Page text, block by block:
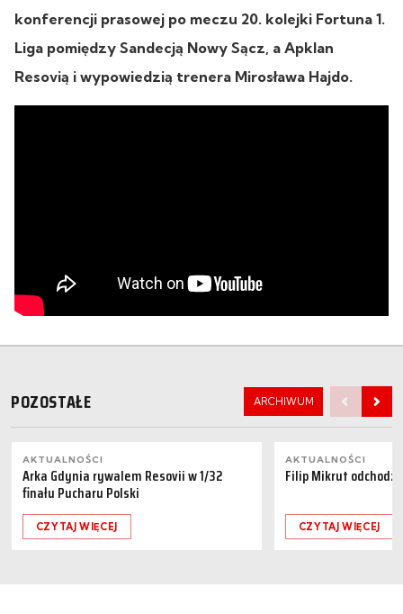
konferencji prasowej po meczu 20. kolejki Fortuna 1.
Liga pomiędzy Sandecją Nowy Sącz, a Apklan
Resovią i wypowiedzią trenera Mirosława Hajdo.
POZOSTAŁE ARCHIWUM
AKTUALNOŚCI
Arka Gdynia rywalem Resovii w 1/32
finału Pucharu Polski
CZYTAJ WIĘCEJ
AKTUALNOŚCI
Filip Mikrut
CZYTAJ WIĘCEJ